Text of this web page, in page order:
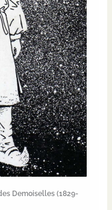
Demoiselles (1829-